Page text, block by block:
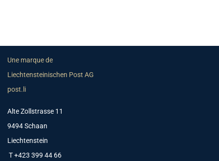
Une marque de
Liechtensteinischen Post AG
post.li
Alte Zollstrasse 11
9494 Schaan
Liechtenstein
T +423 399 44 66